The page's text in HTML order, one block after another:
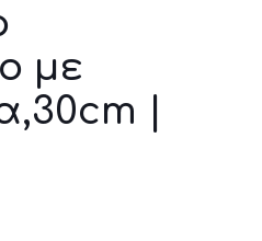
με
|